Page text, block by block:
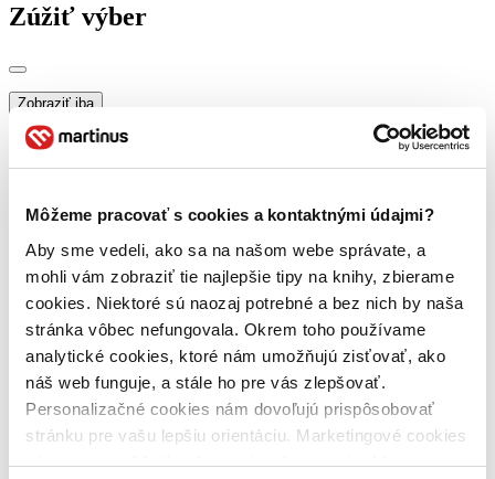
Môžeme pracovať s cookies a kontaktnými údajmi?
Aby sme vedeli, ako sa na našom webe správate, a
mohli vám zobraziť tie najlepšie tipy na knihy, zbierame
cookies. Niektoré sú naozaj potrebné a bez nich by naša
stránka vôbec nefungovala. Okrem toho používame
analytické cookies, ktoré nám umožňujú zisťovať, ako
náš web funguje, a stále ho pre vás zlepšovať.
Personalizačné cookies nám dovoľujú prispôsobovať
stránku pre vašu lepšiu orientáciu. Marketingové cookies
nám zas umožňujú zobrazenie relevantnej reklamy.
Zúžiť výber
Zobraziť iba
novinky (0 titulov)
zľavnené tituly (0 titulov)
na centrálnom sklade (0 titulov)na centrálnom sklade
pripravujeme (0 titulov)pripravujeme
dostupná (bez vypredaných) (0 titulov)dostupná (bez
vypredaných)
Nové / čítané
nová (0 titulov)nová
čítaná (0 titulov)čítaná
čítaná - výborný stav (0 titulov)čítaná - výborný stav
čítaná - mierne opotrebovaná (0 titulov) čítaná - mierne
opotrebovaná
čítané verzie vypredaných kníh (0 titulov)čítané verzie